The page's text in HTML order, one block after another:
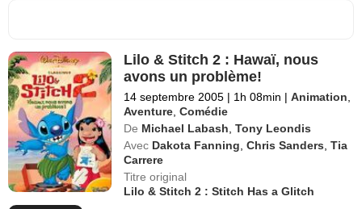
Lilo & Stitch 2 : Hawaï, nous
avons un problème!
14 septembre 2005 | 1h 08min | Animation
Aventure ,Comédie
De Michael Labash ,Tony Leondis
Avec Dakota Fanning ,Chris Sanders ,Tia
Carrere
Titre original
Lilo & Stitch 2 : Stitch Has a Glitch